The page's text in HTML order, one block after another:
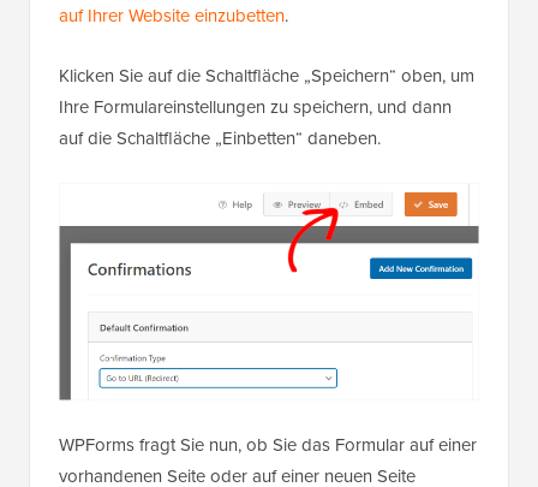
auf Ihrer Website einzubetten.
Klicken Sie auf die Schaltfläche „Speichern“ oben, um
Ihre Formulareinstellungen zu speichern, und dann
auf die Schaltfläche „Einbetten“ daneben.
WPForms fragt Sie nun, ob Sie das Formular auf einer
vorhandenen Seite oder auf einer neuen Seite